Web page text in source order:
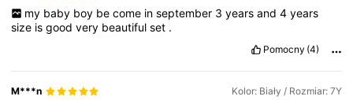
my baby boy be come in september 3 years and 4 years
size isgoodvery beautifulset .
Pomocny (4)
M***n Kolor: Biały / Rozmiar: 7Y